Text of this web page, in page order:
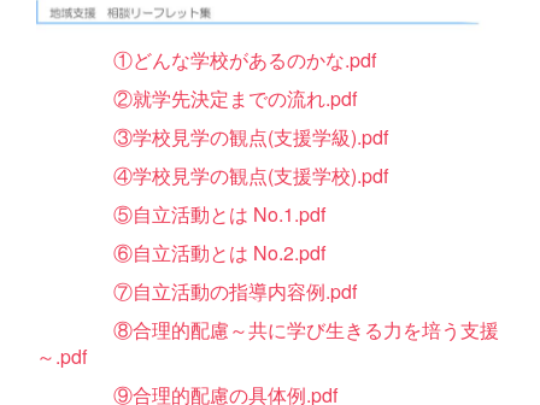
①どんな学校があるのかな.pdf
②就学先決定までの流れ.pdf
③学校見学の観点(支援学級).pdf
④学校見学の観点(支援学校).pdf
⑤自立活動とは No.1.pdf
⑥自立活動とは No.2.pdf
⑦自立活動の指導内容例.pdf
⑧合理的配慮～共に学び生きる力を培う支援
～.pdf
⑨合理的配慮の具体例.pdf